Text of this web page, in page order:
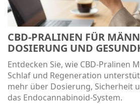
CBD-PRALINEN FÜR
DOSIERUNG UND
VORTEILE
Entdecken Sie, wie CBD-Pralinen
Schlaf und Regeneration
mehr über Dosierung, Sicherheit
das Endocannabinoid-System.